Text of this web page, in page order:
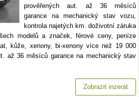
prověřených aut. až 36 měsíců
garance na mechanický stav vozu,
kontrola najetých km. doživotní záruka
modelů a značek, férové ceny, peníze
kůže, xenony, bi-xenony více než 19 000
až 36 měsíců garance na mechanický stav
Zobrazit inzerát